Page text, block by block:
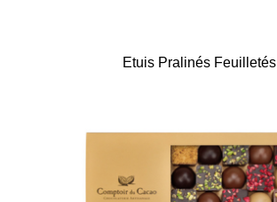
Etuis Pralinés Feuilletés